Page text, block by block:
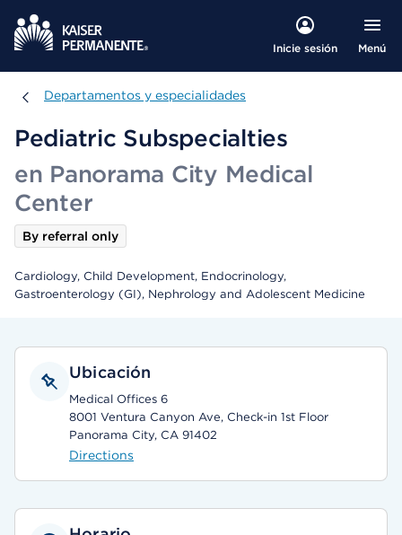
Inicie sesión Menú
Departamentos y especialidades
Departamentos y especialidades
Pediatric Subspecialties
en Panorama City Medical
Center
By referral only
Cardiology, Child Development, Endocrinology,
Gastroenterology (GI), Nephrology and Adolescent Medicine
Ubicación
Medical Offices 6
8001 Ventura Canyon Ave, Check-in 1st Floor
Panorama City, CA 91402
Directions